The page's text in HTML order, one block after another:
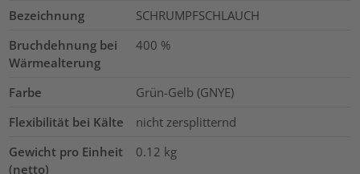
Bezeichnung
SCHRUMPFSCHLAUCH
Bruchdehnung bei
Wärmealterung
400 %
Farbe
Grün-Gelb (GNYE)
Flexibilität bei Kälte
nicht zersplitternd
Gewicht pro Einheit
(netto)
0.12 kg